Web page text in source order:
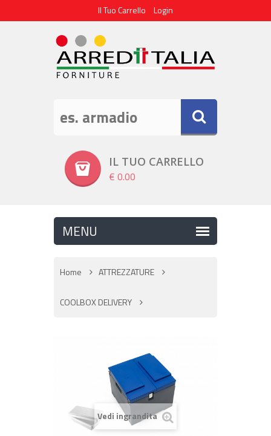
Il Tuo Carrello Login
IL TUO CARRELLO
€ 0.00
Home ATTREZZATURE
COOLBOX DELIVERY
Vedi ingrandita